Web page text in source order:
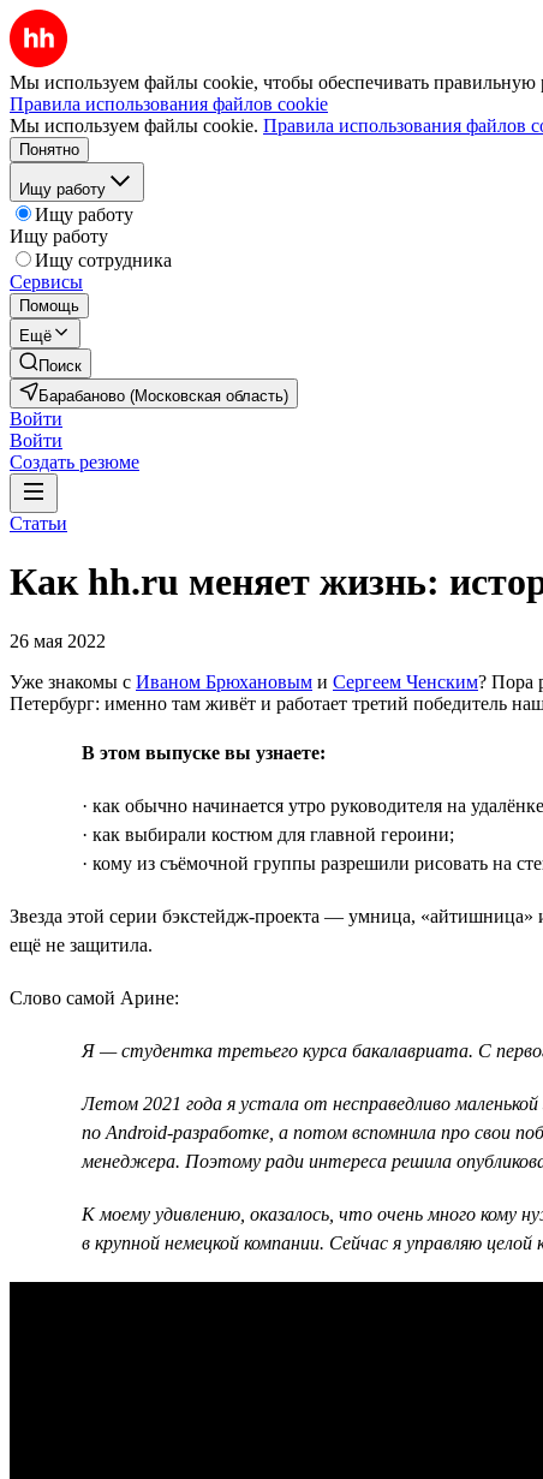
Мы используем файлы cookie, чтобы обеспечивать правильную
Правила использования файлов cookie
Мы используем файлы cookie. Правила использования файлов
Понятно
Ищу работу
Ищу работу
Ищу работу
Ищу сотрудника
Сервисы
Помощь
Ещё
Поиск
Барабаново (Московская область)
Войти
Войти
Создать резюме
Статьи
Как hh.ru меняет жизнь:
26 мая 2022
Уже знакомы с Иваном Брюхановым и Сергеем Ченским? Пора
Петербург: именно там живёт и работает третий победитель
В этом выпуске вы узнаете:
· как обычно начинается утро руководителя на
· как выбирали костюм для главной героини;
· кому из съёмочной группы разрешили рисовать на
Звезда этой серии бэкстейдж-проекта — умница, «айтишница»
ещё не защитила.
Слово самой Арине:
Я — студентка третьего курса бакалавриата. С
Летом 2021 года я устала от несправедливо
по Android-разработке, а потом вспомнила про свои
менеджера. Поэтому ради интереса решила
К моему удивлению, оказалось, что очень много
в крупной немецкой компании. Сейчас я управляю